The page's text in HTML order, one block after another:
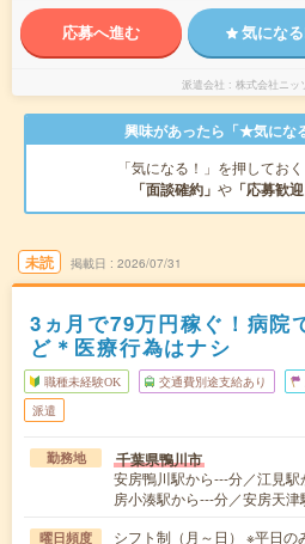
応募へ進む 気にな
派遣会社 株式会社ニッ
興味があったら「★気にな
「気になる！」を押してお
「面談確約」 や 「応募歓迎
未読 掲載日 2026/07/31
3ヵ月で79万円稼ぐ！病院
ど＊医療行為はナシ
職種未経験OK 交通費別途支給あり
派遣
勤務地 千葉県鴨川市
安房鴨川駅から---分／江見
房小湊駅から---分／安房天
曜日頻度
シフト制（月～日） ※平日の